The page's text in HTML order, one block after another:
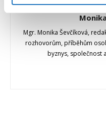
Mgr. Monika Ševčíková,
rozhovorům, příběhům
byznys, společnost